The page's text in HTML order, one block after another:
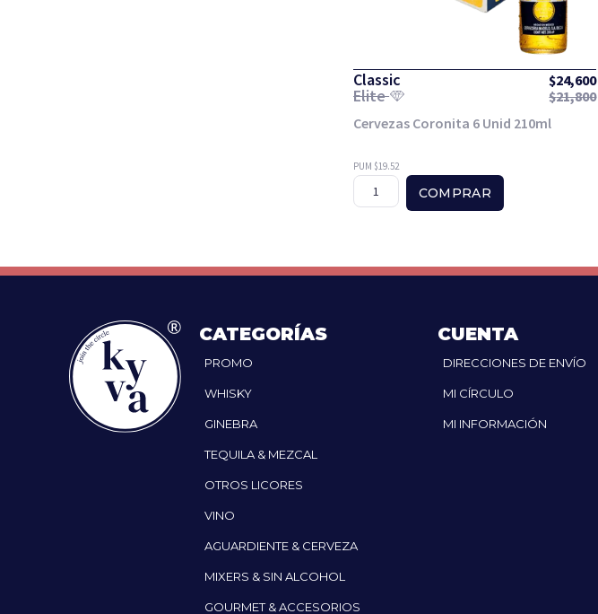
Classic $24,600
Elite $21,800
Cervezas Coronita 6 Unid 210ml
PUM $19.52
COMPRAR
CATEGORÍAS
PROMO
WHISKY
GINEBRA
TEQUILA & MEZCAL
OTROS LICORES
VINO
AGUARDIENTE & CERVEZA
MIXERS & SIN ALCOHOL
GOURMET & ACCESORIOS
CUENTA
DIRECCIONES DE ENVÍO
MI CÍRCULO
MI INFORMACIÓN